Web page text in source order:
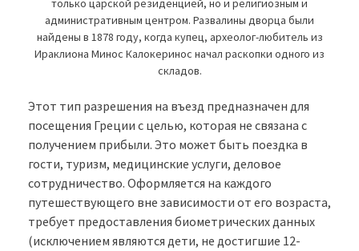
только царской резиденцией, но и религиозным и
административным центром. Развалины дворца были
найдены в 1878 году, когда купец, археолог-любитель из
Ираклиона Минос Калокеринос начал раскопки одного из
складов.
Этот тип разрешения на въезд предназначен для
посещения Греции с целью, которая не связана с
получением прибыли. Это может быть поездка в
гости, туризм, медицинские услуги, деловое
сотрудничество. Оформляется на каждого
путешествующего вне зависимости от его возраста,
требует предоставления биометрических данных
(исключением являются дети, не достигшие 12-